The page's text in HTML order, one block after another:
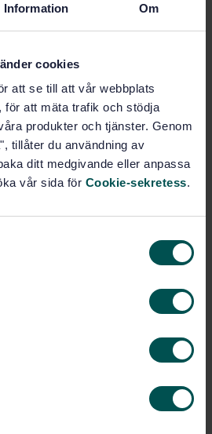
Information Om
cookies
att se till att vår webbplats
för att mäta trafik och stödja
produkter och tjänster. Genom
tillåter du användning av
ditt medgivande eller anpassa
vår sida för Cookie-sekretess.
för
4: Till- och frånluftsdon;
på standarden - Läs mer
Pris: 789 SEK
Fler alternativ
SIS/TK 170/AG
for commercial